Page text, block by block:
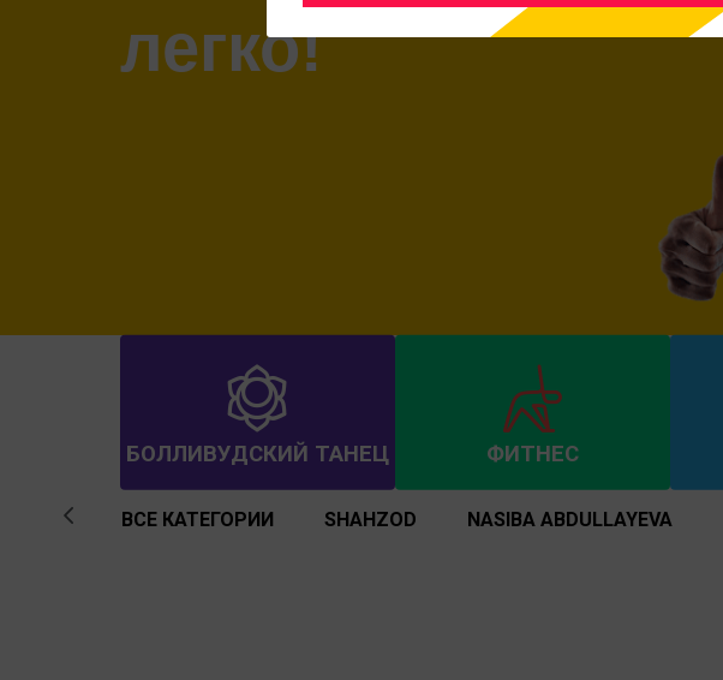
легко!
БОЛЛИВУДСКИЙ ТАНЕЦ ФИТНЕС
ВСЕ КАТЕГОРИИ SHAHZOD NASIBA ABDULLAYEVA